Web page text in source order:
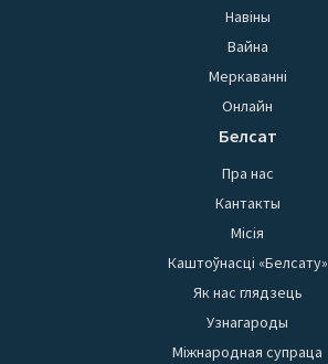
Навіны
Вайна
Меркаванні
Онлайн
Белсат
Пра нас
Кантакты
Місія
Каштоўнасці «Белсату»
Як нас глядзець
Узнагароды
Міжнародная супраца